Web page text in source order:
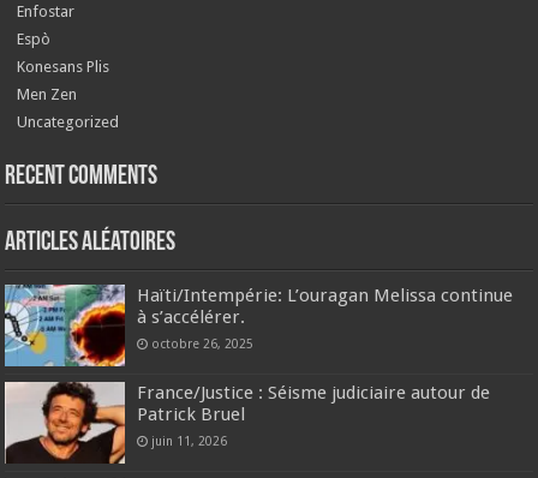
Enfostar
Espò
Konesans Plis
Men Zen
Uncategorized
Recent Comments
Articles aléatoires
Haïti/Intempérie: L’ouragan Melissa continue
à s’accélérer.
octobre 26, 2025
France/Justice : Séisme judiciaire autour de
Patrick Bruel
juin 11, 2026